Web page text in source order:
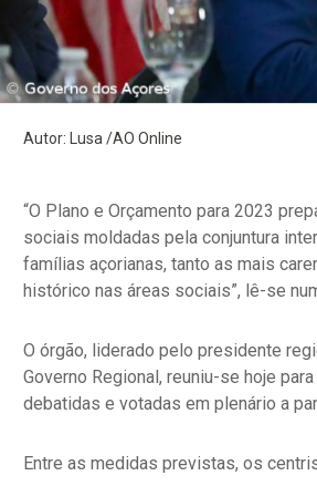
Autor: Lusa /AO Online
“O Plano e Orçamento para 2023
sociais moldadas pela conjuntura
famílias açorianas, tanto as mais
histórico nas áreas sociais”, lê-se
O órgão, liderado pelo presidente
Governo Regional, reuniu-se hoje
debatidas e votadas em plenário a
Entre as medidas previstas, os